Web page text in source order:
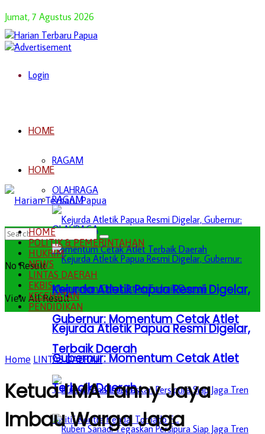
Jumat, 7 Agustus 2026
Login
HOME
RAGAM
OLAHRAGA
Kejurda Atletik Papua Resmi Digelar,
Gubernur: Momentum Cetak Atlet
Terbaik Daerah
HOME
RAGAM
OLAHRAGA
Kejurda Atletik Papua Resmi Digelar,
Gubernur: Momentum Cetak Atlet
Terbaik Daerah
No Result
View All Result
HOME
POLITIK & PEMERINTAHAN
HUKRIM
NEWS
LINTAS DAERAH
EKBIS
KESEHATAN
PENDIDIKAN
Home LINTAS DAERAH
Ketua LMA Lanny Jaya
Imbau Warga Jaga